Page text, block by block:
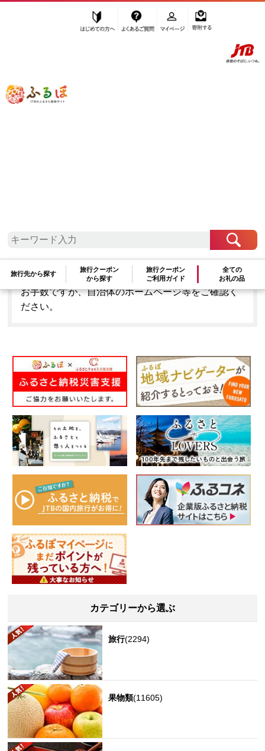
ふるぽ JTBのふるさと納税サイト
旅行先から探す
旅行クーポン
から探す
旅行クーポン
ご利用ガイド
全ての
お礼の品
「高知県四万十市」はふるぽからお申込みをするこ
とはできません。
お手数ですが、自治体のホームページ等をご確認く
ださい。
カテゴリーから選ぶ
旅行(2294)
果物類(11605)